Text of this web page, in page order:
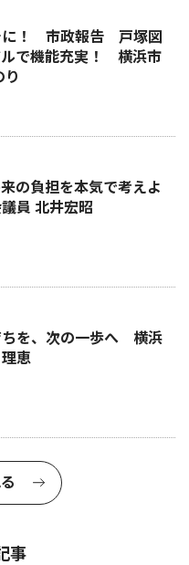
に！ 市政報告 戸塚図
ルで機能充実！ 横浜市
り
の負担を本気で考えよ
員 北井宏昭
ちを、次の一歩へ 横浜
恵
事